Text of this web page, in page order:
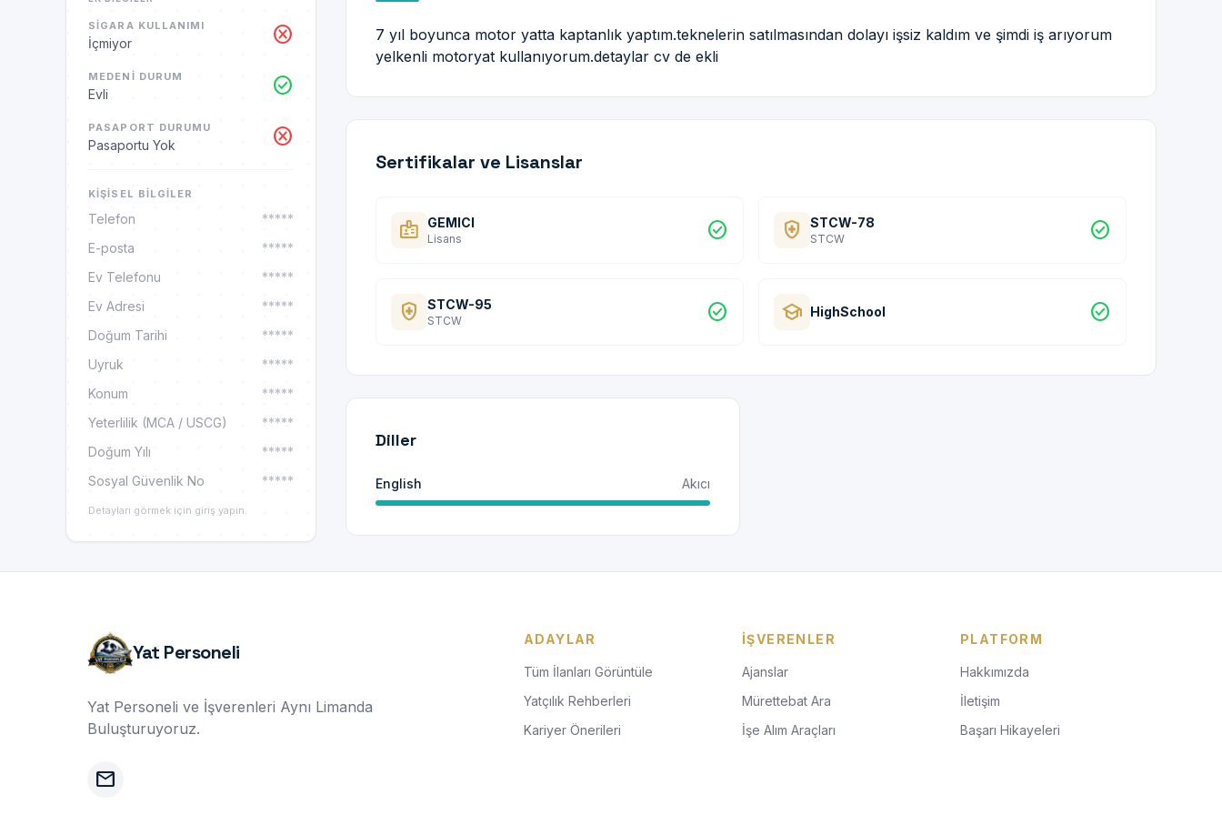
SIGARA KULLANIMI
İçmiyor cancel
MEDENI DURUM
Evli check_circle
PASAPORT DURUMU
Pasaportu Yok cancel
KIŞISEL BILGILER
Telefon
*****
E-posta
*****
Ev Telefonu
*****
Ev Adresi
*****
Doğum Tarihi
*****
Uyruk
*****
Konum
*****
Yeterlilik (MCA / USCG)
*****
Doğum Yılı
*****
Sosyal Güvenlik No
*****
Detayları görmek için giriş yapın.
7 yıl boyunca motor yatta kaptanlık yaptım.teknelerin satılmasından dolayı işsiz kaldım ve şimdi iş arıyorum
yelkenli motoryat kullanıyorum.detaylar cv de ekli
Sertifikalar ve Lisanslar
badge GEMICI
Lisans check_circle health_and_safety STCW-78
STCW check_circle
health_and_safety STCW-95
STCW check_circle school HighSchool check_circle
Diller
English Akıcı
Yat Personeli
Yat Personeli ve İşverenleri Aynı Limanda
Buluşturuyoruz.
mail
ADAYLAR
Tüm İlanları Görüntüle
Yatçılık Rehberleri
Kariyer Önerileri
İŞVERENLER
Ajanslar
Mürettebat Ara
İşe Alım Araçları
PLATFORM
Hakkımızda
İletişim
Başarı Hikayeleri